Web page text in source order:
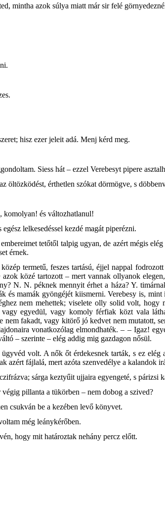
mintha azok súlya miatt már sir felé
hisz ezer jeleit adá. Menj kérd meg.
Siess hát – ezzel Verebesyt pipere
öltözködést, érthetlen szókat dörmögve, s
komolyan! és változhatlanul!
lelkesedéssel kezdé magát piperézni.
tetőtől talpig ugyan, de azért mégis
érnek.
termetű, feszes tartású, éjjel nappal
közé tartozott – mert vannak ollyanok
N. N. péknek mennyit érhet a háza? Y.
és mamák gyöngéjét kiismerni. Verebesy is,
nem mehettek; viselete olly solid volt,
vagy egyedül, vagy komoly férfiak közt vala
nem fakadt, vagy kitörő jó kedvet nem mutatott,
vonatkozólag elmondhaték. – – Igaz!
– szerinte – elég addig mig gazdagon nősül.
volt. A nők őt érdekesnek tarták, s ez
azért fájlalá, mert azóta szenvedélye a kalandok
sárga keztyűit ujjaira egyengeté, s párizsi
pillanta a tükörben – nem dobog a szived?
csukván be a kezében levő könyvet.
még leánykérőben.
hogy mit határoztak nehány percz előtt.